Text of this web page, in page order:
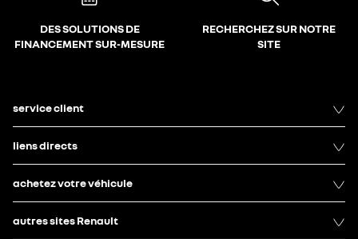
DES SOLUTIONS DE
FINANCEMENT SUR-MESURE
RECHERCHEZ SUR NOTRE
SITE
service client
liens directs
achetez votre véhicule
autres sites Renault